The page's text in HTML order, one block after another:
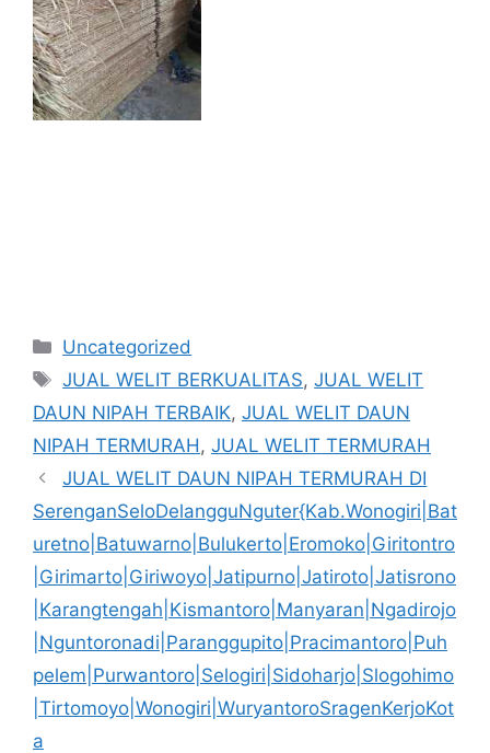
Kategori
Uncategorized
Tag
JUAL WELIT BERKUALITAS,JUAL WELIT
DAUN NIPAH TERBAIK, JUAL WELIT DAUN
NIPAH TERMURAH, JUAL WELIT TERMURAH
JUAL WELIT DAUN NIPAH TERMURAH DI
SerenganSeloDelangguNguter{Kab.Wonogiri|Bat
uretno|Batuwarno|Bulukerto|Eromoko|Giritontro
|Girimarto|Giriwoyo|Jatipurno|Jatiroto|Jatisrono
|Karangtengah|Kismantoro|Manyaran|Ngadirojo
|Nguntoronadi|Paranggupito|Pracimantoro|Puh
pelem|Purwantoro|Selogiri|Sidoharjo|Slogohimo
|Tirtomoyo|Wonogiri|WuryantoroSragenKerjoKot
a